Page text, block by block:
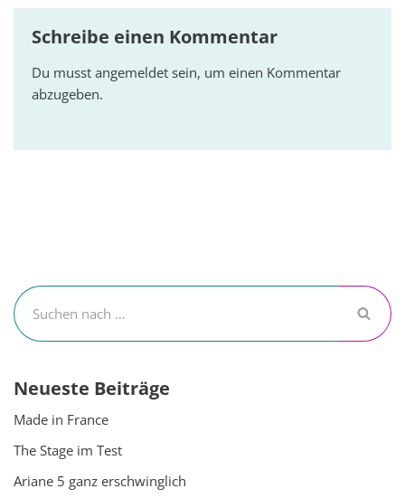
Schreibe einen Kommentar
Du musst angemeldet sein, um einen Kommentar
abzugeben.
Neueste Beiträge
Made in France
The Stage im Test
Ariane 5 ganz erschwinglich